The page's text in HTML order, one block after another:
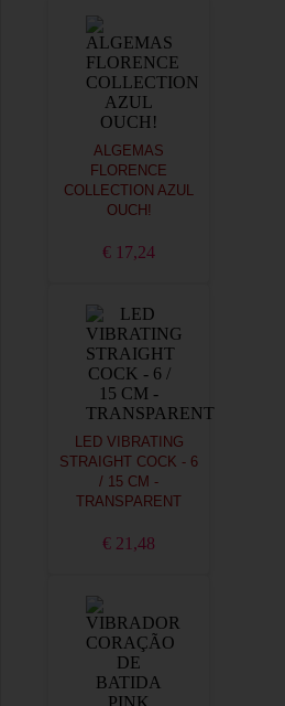
ALGEMAS
FLORENCE
COLLECTION AZUL
OUCH!
€ 17,24
LED VIBRATING
STRAIGHT COCK - 6
/ 15 CM -
TRANSPARENT
€ 21,48